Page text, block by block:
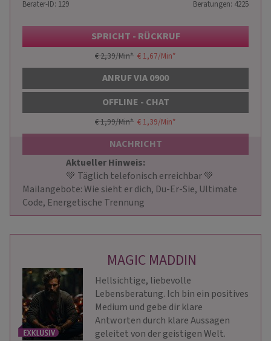
Berater-ID: 129 Beratungen: 4225
SPRICHT - RÜCKRUF
€ 2,39/Min* € 1,67/Min*
ANRUF VIA 0900
OFFLINE - CHAT
€ 1,99/Min* € 1,39/Min*
NACHRICHT
Aktueller Hinweis:
Mailangebote: Wie sieht er dich, Du-Er-Sie, Ultimate
Code, Energetische Trennung
MAGIC MADDIN
Hellsichtige, liebevolle
Lebensberatung. Ich bin ein positives
Medium und gebe dir klare
Antworten durch klare Aussagen
geleitet von der geistigen Welt.